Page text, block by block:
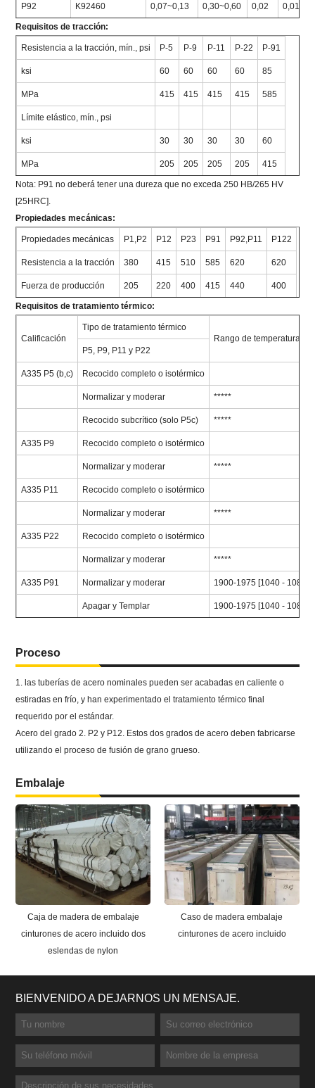
P92 K92460 0,07~0,13 0,30~0,60 0,02 0,01
Requisitos de tracción:
Resistencia a la tracción, mín., psi P-5 P-9 P-11 P-22 P-91
ksi 60 60 60 60 85
MPa 415 415 415 415 585
Límite elástico, mín., psi
ksi 30 30 30 30 60
MPa 205 205 205 205 415
Nota: P91 no deberá tener una dureza que no exceda 250 HB/265 HV
[25HRC].
Propiedades mecánicas:
Propiedades mecánicas P1,P2 P12 P23 P91 P92,P11 P122
Resistencia a la tracción 380 415 510 585 620 620
Fuerza de producción 205 220 400 415 440 400
Requisitos de tratamiento térmico:
Calificación
Tipo de tratamiento térmico
Rango de temperatura
P5, P9, P11 y P22
A335 P5 (b,c) Recocido completo o isotérmico
Normalizar y moderar *****
Recocido subcrítico (solo P5c) *****
A335 P9 Recocido completo o isotérmico
Normalizar y moderar *****
A335 P11 Recocido completo o isotérmico
Normalizar y moderar *****
A335 P22 Recocido completo o isotérmico
Normalizar y moderar *****
A335 P91 Normalizar y moderar 1900-1975 [1040 - 1080]
Apagar y Templar 1900-1975 [1040 - 1080]
Proceso
1. las tuberías de acero nominales pueden ser acabadas en caliente o
estiradas en frío, y han experimentado el tratamiento térmico final
requerido por el estándar.
Acero del grado 2. P2 y P12. Estos dos grados de acero deben fabricarse
utilizando el proceso de fusión de grano grueso.
Embalaje
Caja de madera de embalaje
cinturones de acero incluido dos
eslendas de nylon
Caso de madera embalaje
cinturones de acero incluido
BIENVENIDO A DEJARNOS UN MENSAJE.